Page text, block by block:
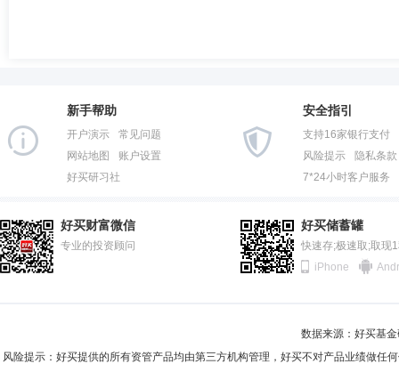
新手帮助
开户演示
常见问题
网站地图
账户设置
好买研习社
安全指引
支持16家银行支付
风险提示
隐私条款
7*24小时客户服务
好买财富微信
专业的投资顾问
好买储蓄罐
快速存;极速取;取现
iPhone
数据来源：好买基
风险提示：好买提供的所有资管产品均由第三方机构管理，好买不对产品业绩做